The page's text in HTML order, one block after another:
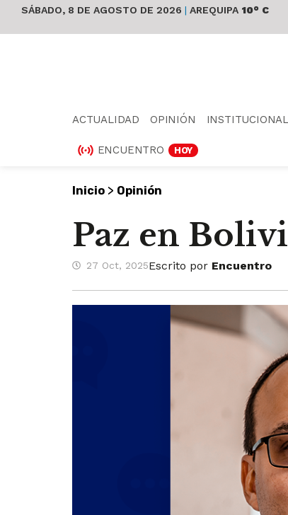
SÁBADO, 8 DE AGOSTO DE 2026 | AREQUIPA 10° C
ACTUALIDAD OPINIÓN INSTITUCIONAL
ENCUENTRO HOY
Inicio > Opinión
Paz en
27 Oct, 2025Escrito por Encuentro